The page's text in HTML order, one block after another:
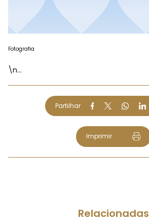
Fotografia
\n...
Partilhar
Imprimir
Relacionadas